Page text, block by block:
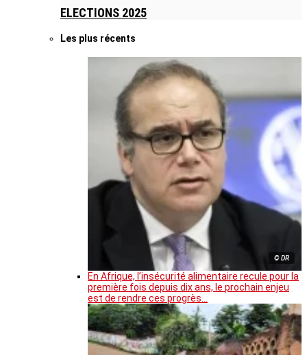
ELECTIONS 2025
Les plus récents
© DR
En Afrique, l’insécurité alimentaire recule pour la
première fois depuis dix ans, le prochain enjeu
est de rendre ces progrès…